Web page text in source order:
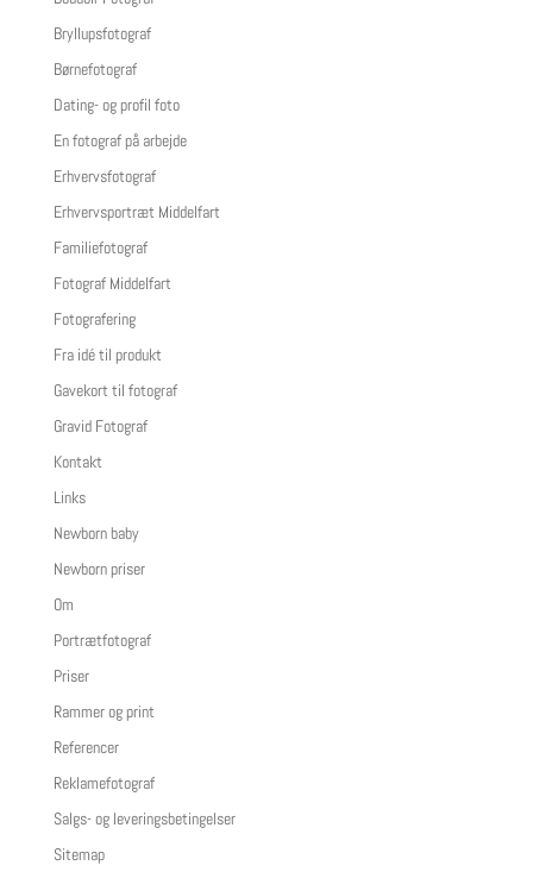
Bryllupsfotograf
Børnefotograf
Dating- og profil foto
En fotograf på arbejde
Erhvervsfotograf
Erhvervsportræt Middelfart
Familiefotograf
Fotograf Middelfart
Fotografering
Fra idé til produkt
Gavekort til fotograf
Gravid Fotograf
Kontakt
Links
Newborn baby
Newborn priser
Om
Portrætfotograf
Priser
Rammer og print
Referencer
Reklamefotograf
Salgs- og leveringsbetingelser
Sitemap